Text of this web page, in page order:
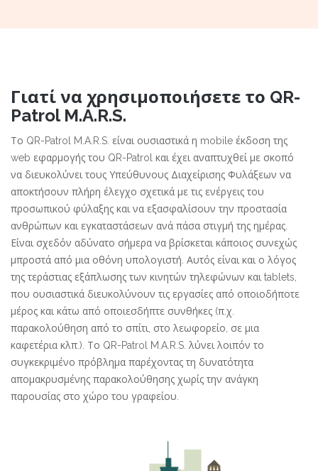
Γιατί να χρησιμοποιήσετε το QR-
Patrol M.A.R.S.
Το QR-Patrol M.A.R.S. είναι ουσιαστικά η mobile έκδοση της
web εφαρμογής του QR-Patrol και έχει αναπτυχθεί με σκοπό
να διευκολύνει τους Υπεύθυνους Διαχείρισης Φυλάξεων να
αποκτήσουν πλήρη έλεγχο σχετικά με τις ενέργεις του
προσωπικού φύλαξης και να εξασφαλίσουν την προστασία
ανθρώπων και εγκαταστάσεων ανά πάσα στιγμή της ημέρας.
Είναι σχεδόν αδύνατο σήμερα να βρίσκεται κάποιος συνεχώς
μπροστά από μια οθόνη υπολογιστή. Αυτός είναι και ο λόγος
της τεράστιας εξάπλωσης των κινητών τηλεφώνων και tablets,
που ουσιαστικά διευκολύνουν τις εργασίες από οποιοδήποτε
μέρος και κάτω από οποιεσδήπτε συνθήκες (π.χ.
παρακολούθηση από το σπίτι, στο λεωφορείο, σε μια
καφετέρια κλπ.). Το QR-Patrol M.A.R.S. λύνει λοιπόν το
συγκεκριμένο πρόβλημα παρέχοντας τη δυνατότητα
απομακρυσμένης παρακολούθησης χωρίς την ανάγκη
παρουσίας στο χώρο του γραφείου.